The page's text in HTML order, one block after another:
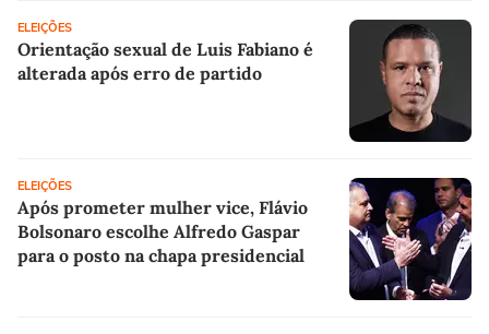
ELEIÇÕES
Orientação sexual de Luis Fabiano é
alterada após erro de partido
ELEIÇÕES
Após prometer mulher vice, Flávio
Bolsonaro escolhe Alfredo Gaspar
para o posto na chapa presidencial